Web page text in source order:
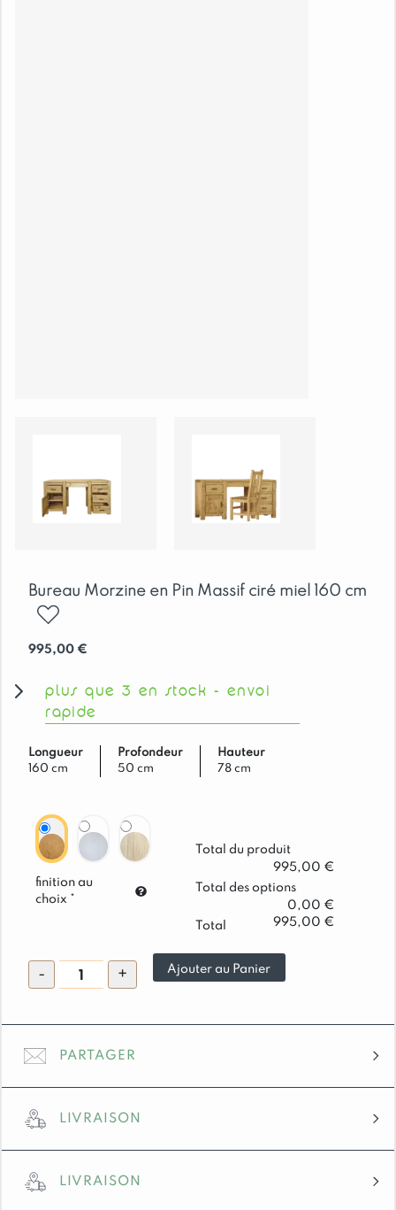
Bureau Morzine en Pin Massif ciré miel 160 cm
ajouter
995,00 €
plus que 3 en stock - envoi
rapide
Longueur
160 cm
Profondeur
50 cm
Hauteur
78 cm
finition au
choix *
Total du produit
995,00 €
Total des options
0,00 €
Total
995,00 €
-
quantité
de
en
ciré
cm
+ Ajouter au Panier
PARTAGER
LIVRAISON
Livraisons en Savoie / Haute – Savoie et alentours :
LIVRAISON